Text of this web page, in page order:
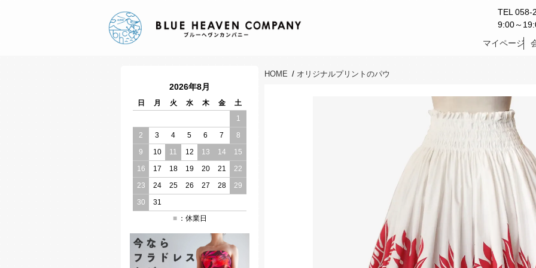
TEL 058-
9:00～
マイページ
HOME / オリジナルプリントのパウ
2026年8月
日 月 火 水 木 金
土
1
2
3 4 5 6 7
8
9
10 11 12 13 14
15
16
17 18 19 20 21
22
23
24 25 26 27 28
29
30
31
■ ：休業日